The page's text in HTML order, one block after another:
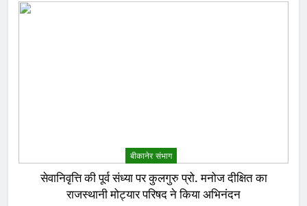
बीकानेर संभाग
सेवानिवृत्ति की पूर्व संध्या पर कुलगुरु प्रो. मनोज दीक्षित का
राजस्थानी मोट्यार परिषद ने किया अभिनंदन